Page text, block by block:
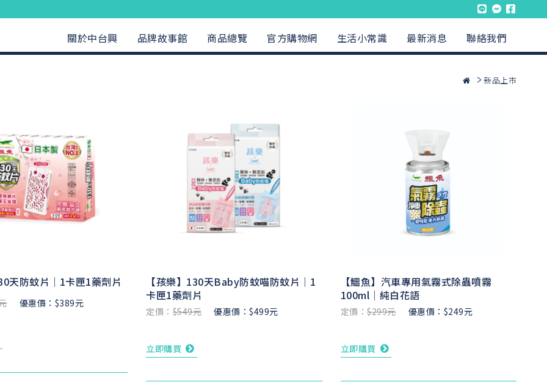
關於中台興 品牌故事館 商品總覽 官方購物網 生活小常識 最新消息 聯絡我們
新品上市
天防蚊片｜1卡匣1藥劑片
優惠價：$389元
【孩樂】130天Baby防蚊喵防蚊片｜1
卡匣1藥劑片
定價：$549元 優惠價：$499元
立即購買
【鱷魚】汽車專用氣霧式除蟲噴霧
100ml｜純白花語
定價： $299元 優惠價：$249元
立即購買